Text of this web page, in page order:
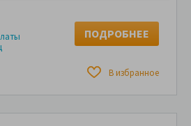
В избранное
ПОДРОБНЕЕ